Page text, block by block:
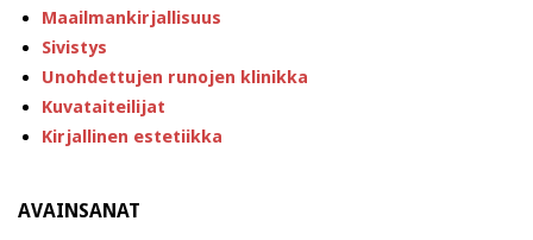
Maailmankirjallisuus
Sivistys
Unohdettujen runojen klinikka
Kuvataiteilijat
Kirjallinen estetiikka
AVAINSANAT